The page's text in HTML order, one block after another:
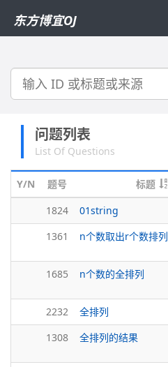
东方博宜OJ
搜
问题列表
List Of Questions
Y/N 题号
标题
1824
01string
1361 n个数取出r个数排列
1685 n个数的全排列
2232 全排列
1308 全排列的结果